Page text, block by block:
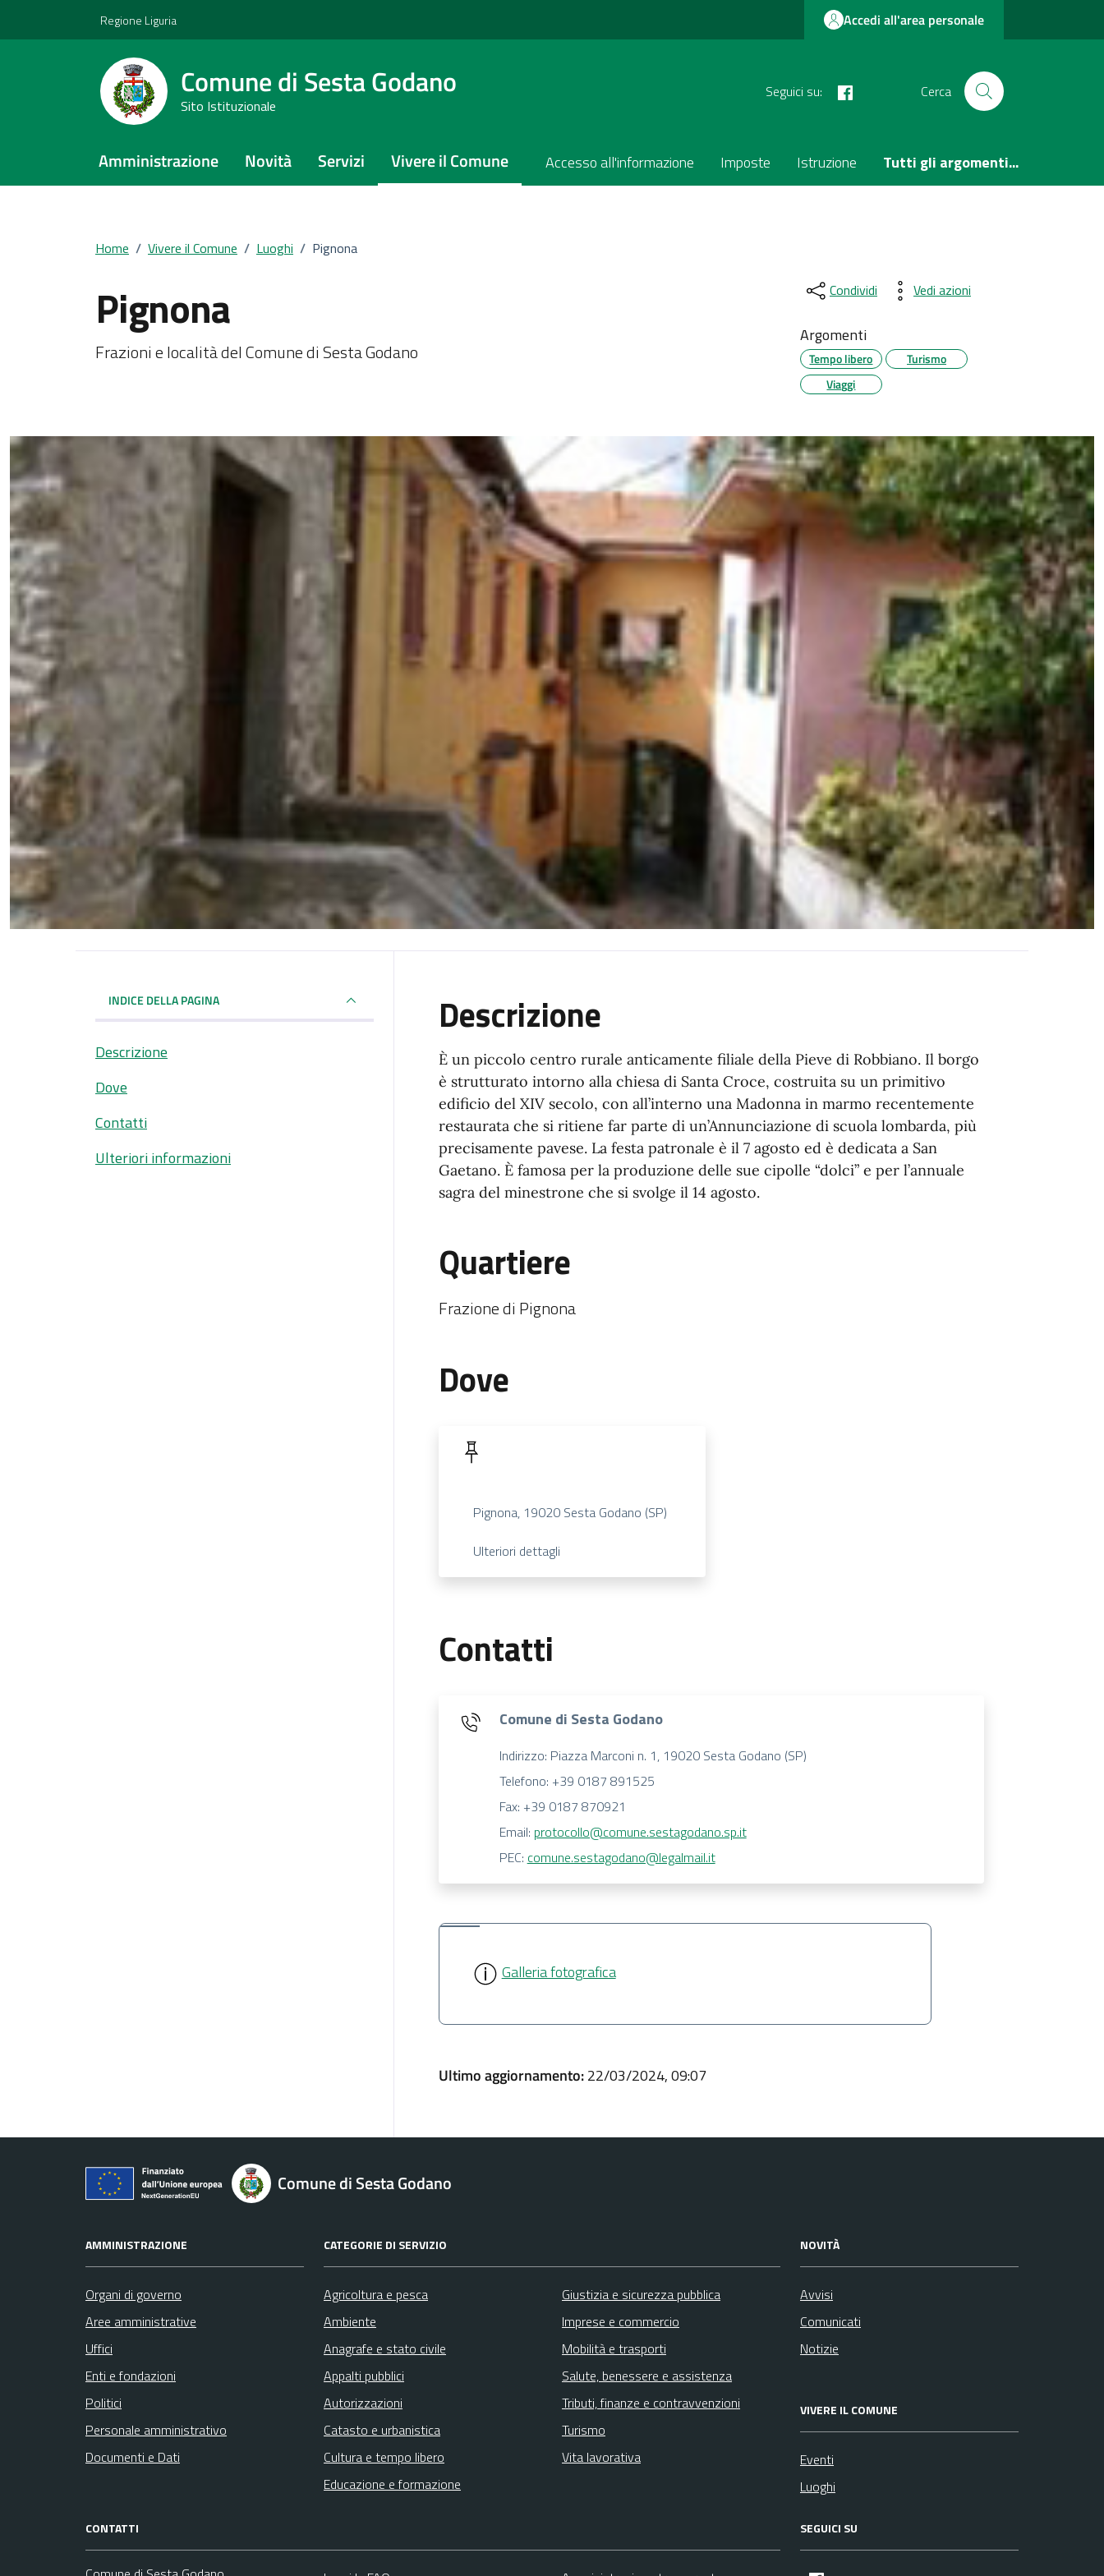
Regione Liguria Accedi all'area personale
Comune di Sesta Godano
Sito Istituzionale
Seguici su: Cerca
Amministrazione Novità Servizi Vivere il Comune Accesso all'informazione Imposte Istruzione Tutti gli argomenti...
Home / Vivere il Comune / Luoghi / Pignona
Pignona
Frazioni e località del Comune di Sesta Godano
Condividi Vedi azioni
Argomenti
Tempo libero
Turismo
Viaggi
INDICE DELLA PAGINA
Descrizione
Dove
Contatti
Ulteriori informazioni
Descrizione
È un piccolo centro rurale anticamente filiale della Pieve di Robbiano. Il borgo
è strutturato intorno alla chiesa di Santa Croce, costruita su un primitivo
edificio del XIV secolo, con all’interno una Madonna in marmo recentemente
restaurata che si ritiene far parte di un’Annunciazione di scuola lombarda, più
precisamente pavese. La festa patronale è il 7 agosto ed è dedicata a San
Gaetano. È famosa per la produzione delle sue cipolle “dolci” e per l’annuale
sagra del minestrone che si svolge il 14 agosto.
Quartiere
Frazione di Pignona
Dove
Pignona, 19020 Sesta Godano (SP)
Ulteriori dettagli
Contatti
Comune di Sesta Godano
Indirizzo: Piazza Marconi n. 1, 19020 Sesta Godano (SP)
Telefono: +39 0187 891525
Fax: +39 0187 870921
Email: protocollo@comune.sestagodano.sp.it
PEC: comune.sestagodano@legalmail.it
Galleria fotografica
Ultimo aggiornamento:22/03/2024, 09:07
Comune di Sesta Godano
AMMINISTRAZIONE
Organi di governo
Aree amministrative
Uffici
Enti e fondazioni
Politici
Personale amministrativo
Documenti e Dati
CATEGORIE DI SERVIZIO
Agricoltura e pesca
Ambiente
Anagrafe e stato civile
Appalti pubblici
Autorizzazioni
Catasto e urbanistica
Cultura e tempo libero
Educazione e formazione
Giustizia e sicurezza pubblica
Imprese e commercio
Mobilità e trasporti
Salute, benessere e assistenza
Tributi, finanze e contravvenzioni
Turismo
Vita lavorativa
NOVITÀ
Avvisi
Comunicati
Notizie
VIVERE IL COMUNE
Eventi
Luoghi
CONTATTI SEGUICI SU